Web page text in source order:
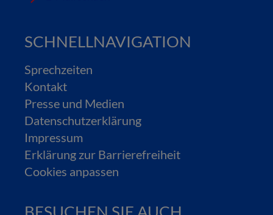
SCHNELLNAVIGATION
Sprechzeiten
Kontakt
Presse und Medien
Datenschutzerklärung
Impressum
Erklärung zur Barrierefreiheit
Cookies anpassen